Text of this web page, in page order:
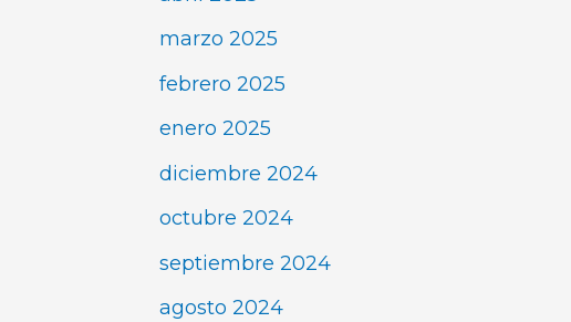
marzo 2025
febrero 2025
enero 2025
diciembre 2024
octubre 2024
septiembre 2024
agosto 2024